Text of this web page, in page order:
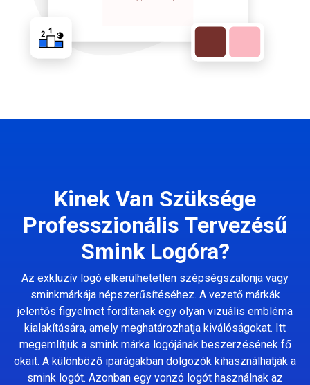
Kinek Van Szüksége
Professzionális Tervezésű
Smink Logóra?
Az exkluzív logó elkerülhetetlen szépségszalonja vagy
sminkmárkája népszerűsítéséhez. A vezető márkák
jelentős figyelmet fordítanak egy olyan vizuális embléma
kialakítására, amely meghatározhatja kiválóságokat. Itt
megemlítjük a smink márka logójának beszerzésének fő
okait. A különböző iparágakban dolgozók kihasználhatják a
smink logót. Azonban egy vonzó logót használnak az